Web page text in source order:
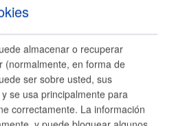
de Donostia / San Sebastián y
y sociedades: Donostiatik,
Kultura, Etxegintza, Fomento
Turismo, Dbus, Fundación Cristina
Musical De San Sebastián
almacenar o recuperar
(normalmente, en forma de
ser sobre usted, sus
se usa principalmente para
correctamente. La información